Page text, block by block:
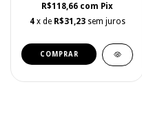
R$118,66 com Pix
4 x de R$31,23 sem juros